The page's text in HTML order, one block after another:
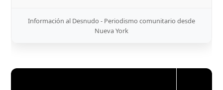
Información al Desnudo - Periodismo comunitario desde
Nueva York